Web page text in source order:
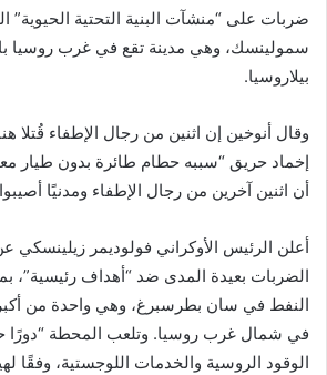
ضربات على “منشآت البنية التحتية الحيوية”
سمولينسك، وهي مدينة تقع في غرب روسيا
بيلاروسيا.
وقال أنوخين إن اثنين من رجال الإطفاء قُتلا
إخماد حريق “سببه حطام طائرة بدون طيار
أن اثنين آخرين من رجال الإطفاء ومدنيًا
أعلن الرئيس الأوكراني فولوديمر زيلينسكي
الضربات بعيدة المدى ضد “أهداف رئيسية”،
النفط في سان بطرسبرغ، وهي واحدة من
في شمال غرب روسيا. وتلعب المحطة “دورًا
الوقود الروسية والخدمات اللوجستية، وفقًا